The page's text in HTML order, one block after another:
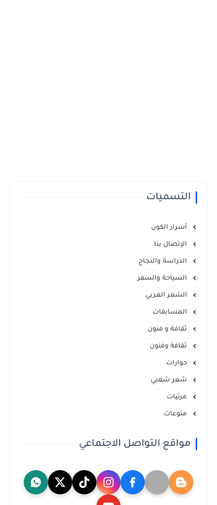
التسميات
أسرار الكون
الإتصال بنا
الدراسة والنجاح
السياحة والسفر
الشعر العربي
المسابقات
ثقافة و فنون
ثقافة وفنون
حوارات
شعر شعبي
مرئيات
منوعات
مواقع التواصل الاجتماعي